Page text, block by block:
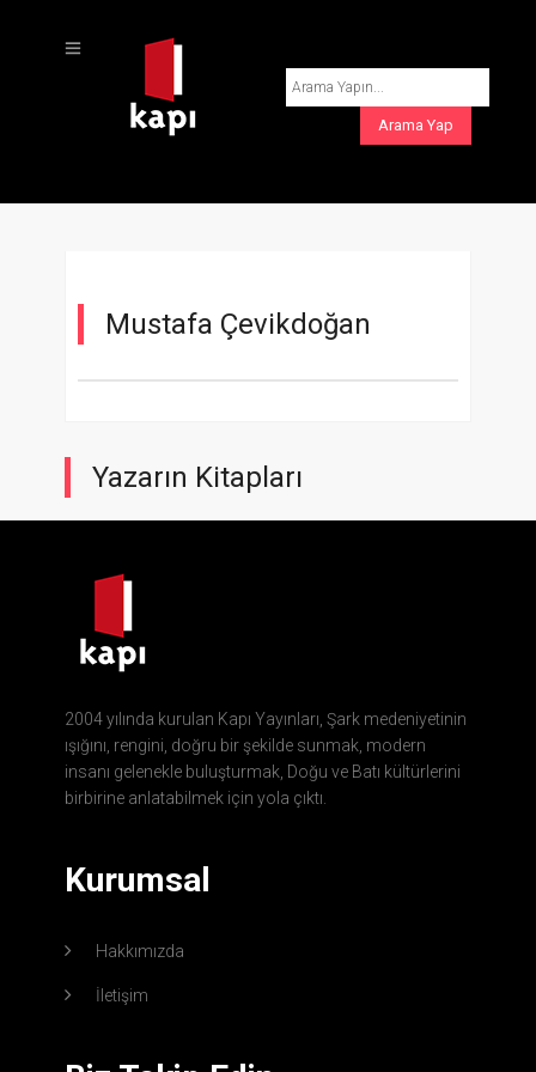
Mustafa Çevikdoğan
Yazarın Kitapları
2004 yılında kurulan Kapı Yayınları, Şark medeniyetinin
ışığını, rengini, doğru bir şekilde sunmak, modern
insanı gelenekle buluşturmak, Doğu ve Batı kültürlerini
birbirine anlatabilmek için yola çıktı.
Kurumsal
Hakkımızda
İletişim